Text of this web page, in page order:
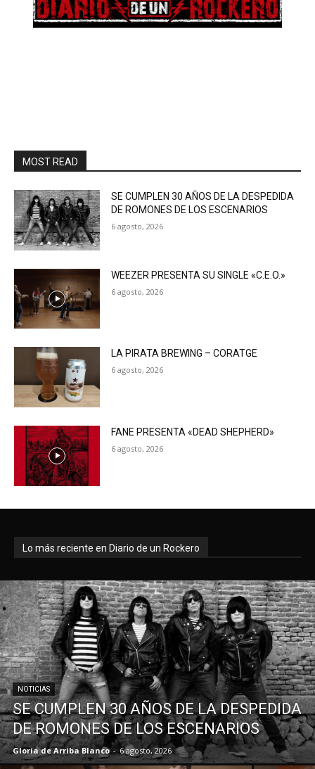
MOST READ
SE CUMPLEN 30 AÑOS DE LA DESPEDIDA
DE ROMONES DE LOS ESCENARIOS
6 agosto, 2026
WEEZER PRESENTA SU SINGLE «C.E.O.»
6 agosto, 2026
LA PIRATA BREWING – CORATGE
6 agosto, 2026
FANE PRESENTA «DEAD SHEPHERD»
6 agosto, 2026
Lo más reciente en Diario de un Rockero
NOTICIAS
SE CUMPLEN 30 AÑOS DE LA DESPEDIDA
DE ROMONES DE LOS ESCENARIOS
Gloria de Arriba Blanco - 6 agosto, 2026